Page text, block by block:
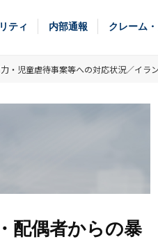
ティ 内部通報 クレーム
児童虐待事案等への対応状況／イラ
配偶者からの暴